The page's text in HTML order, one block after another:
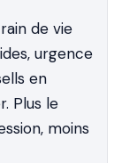
de vie
urgence
en
Plus le
moins